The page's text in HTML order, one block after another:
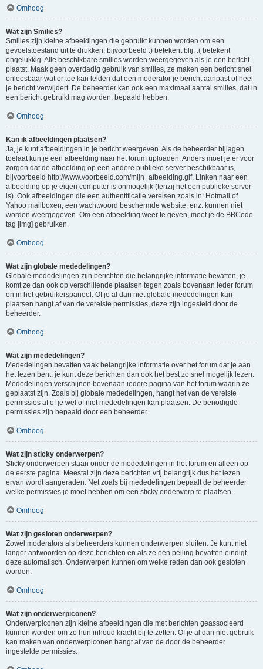
Omhoog
Wat zijn Smilies?
Smilies zijn kleine afbeeldingen die gebruikt kunnen worden om een
gevoelstoestand uit te drukken, bijvoorbeeld :) betekent blij, :( betekent
ongelukkig. Alle beschikbare smilies worden weergegeven als je een bericht
plaatst. Maak geen overdadig gebruik van smilies, ze maken een bericht snel
onleesbaar wat er toe kan leiden dat een moderator je bericht aanpast of heel
je bericht verwijdert. De beheerder kan ook een maximaal aantal smilies, dat in
een bericht gebruikt mag worden, bepaald hebben.
Omhoog
Kan ik afbeeldingen plaatsen?
Ja, je kunt afbeeldingen in je bericht weergeven. Als de beheerder bijlagen
toelaat kun je een afbeelding naar het forum uploaden. Anders moet je er voor
zorgen dat de afbeelding op een andere publieke server beschikbaar is,
bijvoorbeeld http://www.voorbeeld.com/mijn_afbeelding.gif. Linken naar een
afbeelding op je eigen computer is onmogelijk (tenzij het een publieke server
is). Ook afbeeldingen die een authentificatie vereisen zoals in: Hotmail of
Yahoo mailboxen, een wachtwoord beschermde website, enz. kunnen niet
worden weergegeven. Om een afbeelding weer te geven, moet je de BBCode
tag [img] gebruiken.
Omhoog
Wat zijn globale mededelingen?
Globale mededelingen zijn berichten die belangrijke informatie bevatten, je
komt ze dan ook op verschillende plaatsen tegen zoals bovenaan ieder forum
en in het gebruikerspaneel. Of je al dan niet globale mededelingen kan
plaatsen hangt af van de vereiste permissies, deze zijn ingesteld door de
beheerder.
Omhoog
Wat zijn mededelingen?
Mededelingen bevatten vaak belangrijke informatie over het forum dat je aan
het lezen bent, je kunt deze berichten dan ook het best zo snel mogelijk lezen.
Mededelingen verschijnen bovenaan iedere pagina van het forum waarin ze
geplaatst zijn. Zoals bij globale mededelingen, hangt het van de vereiste
permissies af of je wel of niet mededelingen kan plaatsen. De benodigde
permissies zijn bepaald door een beheerder.
Omhoog
Wat zijn sticky onderwerpen?
Sticky onderwerpen staan onder de mededelingen in het forum en alleen op
de eerste pagina. Meestal zijn deze berichten vrij belangrijk dus het lezen
ervan wordt aangeraden. Net zoals bij mededelingen bepaalt de beheerder
welke permissies je moet hebben om een sticky onderwerp te plaatsen.
Omhoog
Wat zijn gesloten onderwerpen?
Zowel moderators als beheerders kunnen onderwerpen sluiten. Je kunt niet
langer antwoorden op deze berichten en als ze een peiling bevatten eindigt
deze automatisch. Onderwerpen kunnen om welke reden dan ook gesloten
worden.
Omhoog
Wat zijn onderwerpiconen?
Onderwerpiconen zijn kleine afbeeldingen die met berichten geassocieerd
kunnen worden om zo hun inhoud kracht bij te zetten. Of je al dan niet gebruik
kan maken van onderwerpiconen hangt af van de door de beheerder
ingestelde permissies.